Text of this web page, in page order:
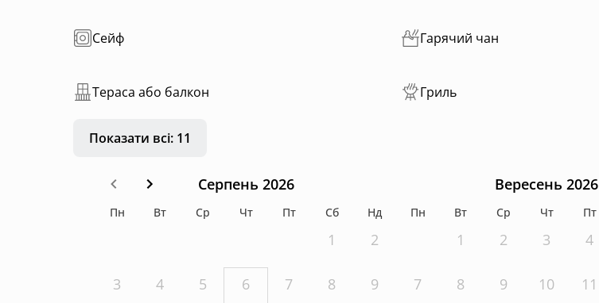
Сейф Гарячий чан
Тераса або балкон Гриль
Показати всі: 11
Серпень 2026
Пн Вт Ср Чт Пт Сб Нд
1 2
3 4 5 6 7 8 9
Вересень 2026
Пн Вт Ср Чт Пт
1 2 3 4
7 8 9 10 11